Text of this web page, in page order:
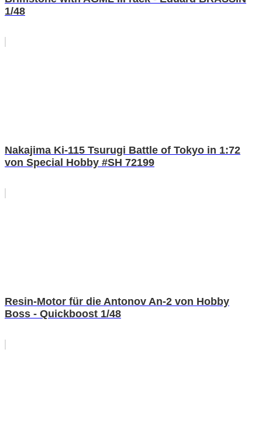
1/48
Nakajima Ki-115 Tsurugi Battle of Tokyo in 1:72
von Special Hobby #SH 72199
Resin-Motor für die Antonov An-2 von Hobby
Boss - Quickboost 1/48